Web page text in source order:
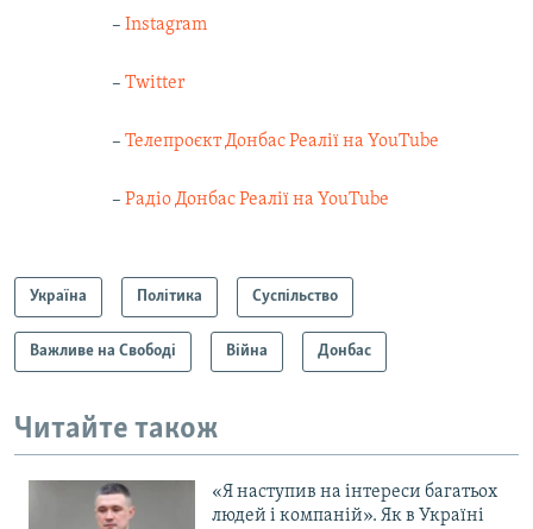
– Instagram
– Twitter
– Телепроєкт Донбас Реалії на YouTube
– Радіо Донбас Реалії на YouTube
Україна Політика Суспільство
Важливе на Свободі Війна Донбас
Читайте також
«Я наступив на інтереси багатьох
людей і компаній». Як в Україні